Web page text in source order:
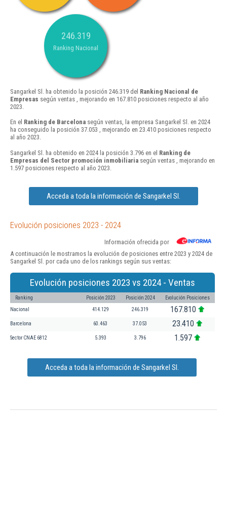
246.319
Ranking Nacional
Sangarkel Sl. ha obtenido la posición 246.319 del Ranking Nacional de
Empresas según ventas , mejorando en 167.810 posiciones respecto al año
2023.
En el Ranking de Barcelona según ventas, la empresa Sangarkel Sl. en 2024
ha conseguido la posición 37.053 , mejorando en 23.410 posiciones respecto
al año 2023.
Sangarkel Sl. ha obtenido en 2024 la posición 3.796 en el Ranking de
Empresas del Sector promoción inmobiliaria según ventas , mejorando en
1.597 posiciones respecto al año 2023.
Acceda a toda la información de Sangarkel Sl.
Evolución posiciones 2023 - 2024
Información ofrecida por
A continuación le mostramos la evolución de posiciones entre 2023 y 2024 de
Sangarkel Sl. por cada uno de los rankings según sus ventas:
Evolución posiciones 2023 vs 2024 - Ventas
Ranking Posición 2023 Posición 2024 Evolución Posiciones
Nacional 414.129 246.319 167.810
Barcelona 60.463 37.053 23.410
Sector CNAE 6812 5.393 3.796 1.597
Acceda a toda la información de Sangarkel Sl.